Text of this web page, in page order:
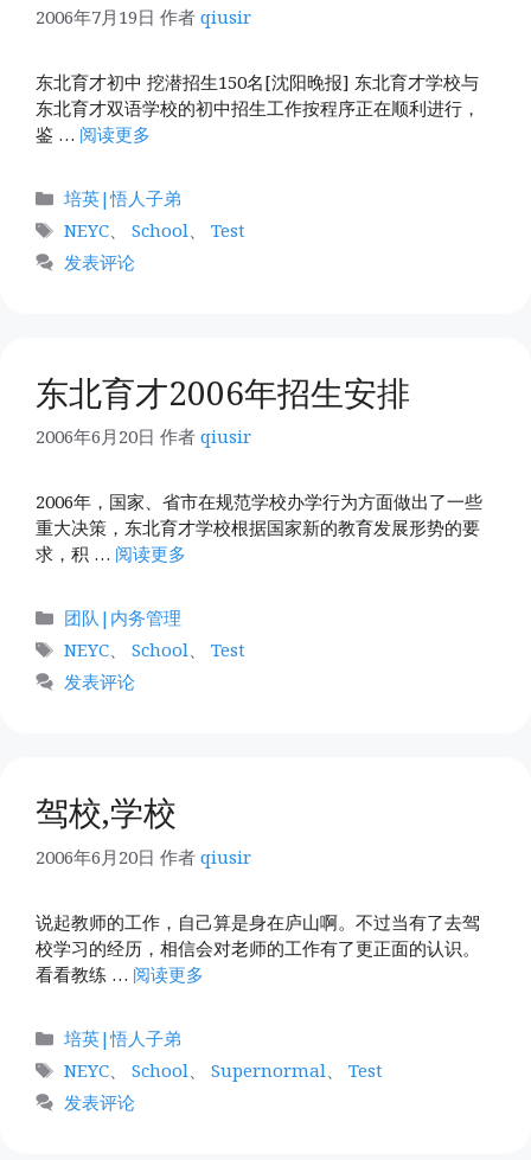
2006年7月19日 作者 qiusir
东北育才初中 挖潜招生150名[沈阳晚报] 东北育才学校与
东北育才双语学校的初中招生工作按程序正在顺利进行，
鉴 … 阅读更多
分
类
培英|悟人子弟
标
签
NEYC School
Test
发表评论
东北育才2006年招生安排
2006年6月20日 作者 qiusir
2006年，国家、省市在规范学校办学行为方面做出了一些
重大决策，东北育才学校根据国家新的教育发展形势的要
求，积 … 阅读更多
分
类
团队|内务管理
标
签
NEYC、 School、 Test
发表评论
驾校,学校
2006年6月20日 作者 qiusir
说起教师的工作，自己算是身在庐山啊。不过当有了去驾
校学习的经历，相信会对老师的工作有了更正面的认识。
看看教练 … 阅读更多
分
类
培英|悟人子弟
标
签
NEYC School Supernormal
Test
发表评论